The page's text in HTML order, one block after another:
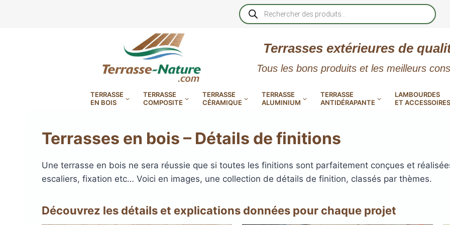
Recherche
de
produits
Terrasses extérieures de
Tous les bons produits et les meilleurs
TERRASSE
EN BOIS
LAMES DE TERRASSE
EN BOIS EXOTIQUE
TERRASSE
COMPOSITE
LAMES DE TERRASSE EN
BOIS COMPOSITE TIMBERTECH
TERRASSE
CÉRAMIQUE
LAMES DE TERRASSE
DURA EN CERAMIQUE
TERRASSE
ALUMINIUM
TERRASSE
ANTIDÉRAPANTE
BANDES ANTIDÉRAPANTES
POUR TERRASSE EN BOIS
LAMBOURDES
ET ACCESSOIRES
LAMBOURDES, VIS
PLOTS EN PVC
CALES RÉGLABLES
XTRACLAD À CLAIRE VOIE
XTRACLAD « CLIN »
Terrasses en bois – Détails de finitions
Une terrasse en bois ne sera réussie que si toutes les finitions sont parfaitement conçues et
escaliers, fixation etc… Voici en images, une collection de détails de finition, classés par thèmes.
Découvrez les détails et explications données pour chaque projet